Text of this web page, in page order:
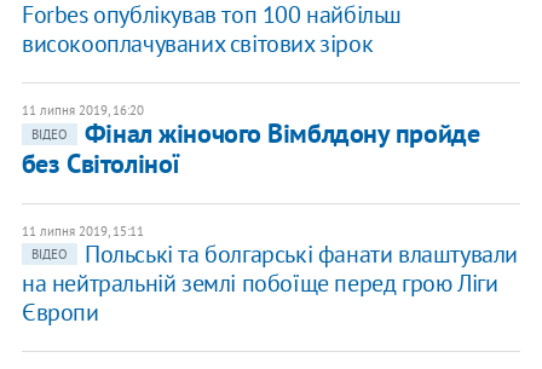
Forbes опублікував топ 100 найбільш
високооплачуваних світових зірок
11 липня 2019, 16:20
ВІДЕО
Фінал жіночого Вімблдону пройде
без Світоліної
11 липня 2019, 15:11
ВІДЕО
Польські та болгарські фанати влаштували
на нейтральній землі побоїще перед грою Ліги
Європи